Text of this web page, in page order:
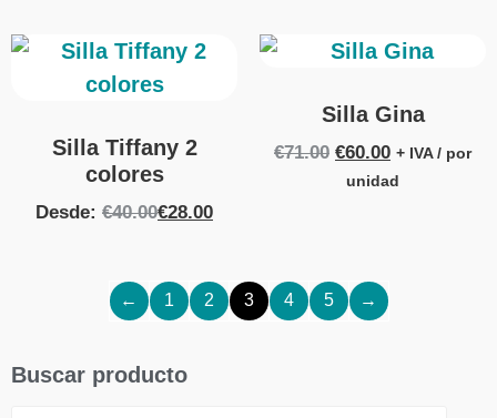
Buscar producto
Silla Tiffany 2
colores
Desde: €40.00€28.00
Silla Gina
€71.00 €60.00 + IVA / por
unidad
← 1 2 3 4 5 →